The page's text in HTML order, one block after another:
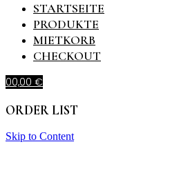
STARTSEITE
PRODUKTE
MIETKORB
CHECKOUT
00,00 €
ORDER LIST
Skip to Content